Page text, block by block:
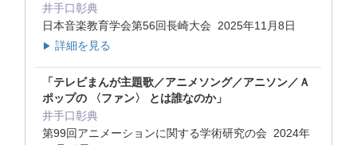
井手口彰典
日本音楽教育学会第56回長崎大会 2025年11月8日
▶ 詳細を見る
「テレビまんが主題歌／アニメソング／アニソン／Ａ
ポップの 〈ファン〉 とは誰なのか」
井手口彰典
第99回アニメーションに関する学術研究の会 2024年